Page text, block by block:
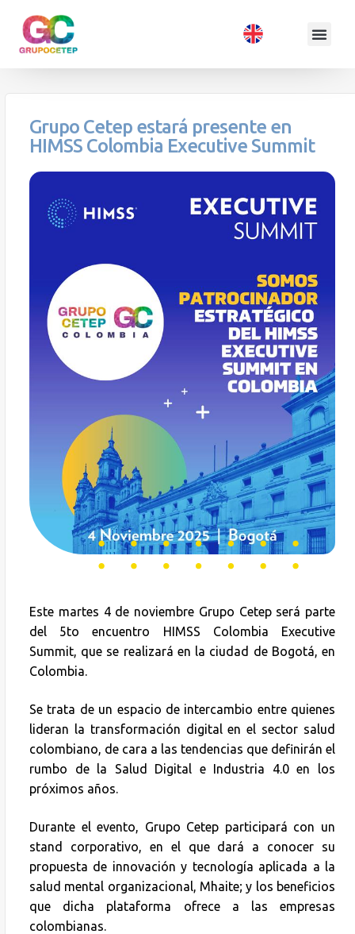
Grupo Cetep estará presente en
HIMSS Colombia Executive Summit
Este martes 4 de noviembre Grupo Cetep será parte
del 5to encuentro HIMSS Colombia Executive
Summit, que se realizará en la ciudad de Bogotá, en
Colombia.
Se trata de un espacio de intercambio entre quienes
lideran la transformación digital en el sector salud
colombiano, de cara a las tendencias que definirán el
rumbo de la Salud Digital e Industria 4.0 en los
próximos años.
Durante el evento, Grupo Cetep participará con un
stand corporativo, en el que dará a conocer su
propuesta de innovación y tecnología aplicada a la
salud mental organizacional, Mhaite; y los beneficios
que dicha plataforma ofrece a las empresas
colombianas.